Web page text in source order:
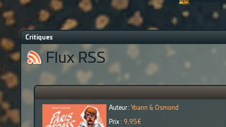
Critiques
Flux RSS
Auteur : Yoann & Osmond
Prix : 9,95€